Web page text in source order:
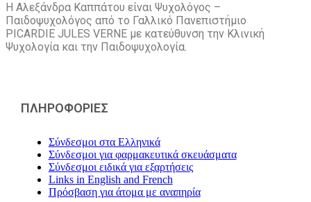
Η Αλεξάνδρα Καππάτου είναι Ψυχολόγος –
Παιδοψυχολόγος από το Γαλλικό Πανεπιστήμιο
PICARDIE JULES VERNE με κατεύθυνση την Kλινική
Ψυχολογία και την Παιδοψυχολογία.
ΠΛΗΡΟΦΟΡΙΕΣ
Σύνδεσμοι στα Ελληνικά
Σύνδεσμοι για φαρμακευτικά σκευάσματα
Σύνδεσμοι ειδικά για εξαρτήσεις
Links in English and French
Πρόσβαση για άτομα με αναπηρία